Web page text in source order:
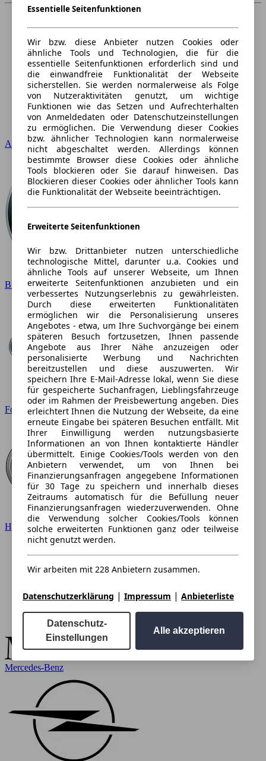
Audi
BMW
Ford
Hyundai
Mercedes-Benz
Essentielle Seitenfunktionen
Wir bzw. diese Anbieter nutzen Cookies oder
ähnliche Tools und Technologien, die für die
essentielle Seitenfunktionen erforderlich sind und
die einwandfreie Funktionalität der Webseite
sicherstellen. Sie werden normalerweise als Folge
von Nutzeraktivitäten genutzt, um wichtige
Funktionen wie das Setzen und Aufrechterhalten
von Anmeldedaten oder Datenschutzeinstellungen
zu ermöglichen. Die Verwendung dieser Cookies
bzw. ähnlicher Technologien kann normalerweise
nicht abgeschaltet werden. Allerdings können
bestimmte Browser diese Cookies oder ähnliche
Tools blockieren oder Sie darauf hinweisen. Das
Blockieren dieser Cookies oder ähnlicher Tools kann
die Funktionalität der Webseite beeinträchtigen.
Erweiterte Seitenfunktionen
Wir bzw. Drittanbieter nutzen unterschiedliche
technologische Mittel, darunter u.a. Cookies und
ähnliche Tools auf unserer Webseite, um Ihnen
erweiterte Seitenfunktionen anzubieten und ein
verbessertes Nutzungserlebnis zu gewährleisten.
Durch diese erweiterten Funktionalitäten
ermöglichen wir die Personalisierung unseres
Angebotes - etwa, um Ihre Suchvorgänge bei einem
späteren Besuch fortzusetzen, Ihnen passende
Angebote aus Ihrer Nähe anzuzeigen oder
personalisierte Werbung und Nachrichten
bereitzustellen und diese auszuwerten. Wir
speichern Ihre E-Mail-Adresse lokal, wenn Sie diese
für gespeicherte Suchanfragen, Lieblingsfahrzeuge
oder im Rahmen der Preisbewertung angeben. Dies
erleichtert Ihnen die Nutzung der Webseite, da eine
erneute Eingabe bei späteren Besuchen entfällt. Mit
Ihrer Einwilligung werden nutzungsbasierte
Informationen an von Ihnen kontaktierte Händler
übermittelt. Einige Cookies/Tools werden von den
Anbietern verwendet, um von Ihnen bei
Finanzierungsanfragen angegebene Informationen
für 30 Tage zu speichern und innerhalb dieses
Zeitraums automatisch für die Befüllung neuer
Finanzierungsanfragen wiederzuverwenden. Ohne
die Verwendung solcher Cookies/Tools können
solche erweiterten Funktionen ganz oder teilweise
nicht genutzt werden.
Wir arbeiten mit 228 Anbietern zusammen.
Datenschutzerklärung | Impressum | Anbieterliste
Datenschutz-
Einstellungen
Alle akzeptieren